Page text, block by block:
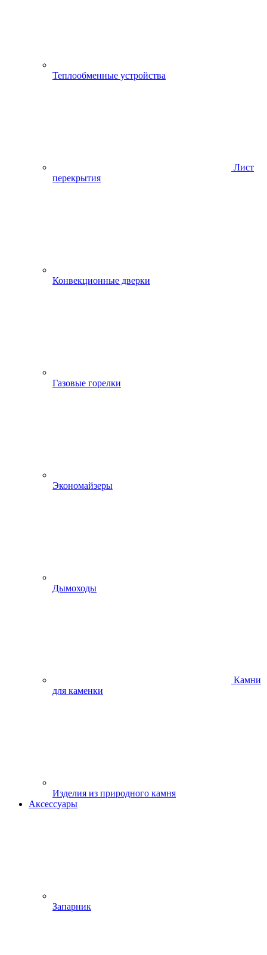
Теплообменные устройства
Лист
перекрытия
Конвекционные дверки
Газовые горелки
Экономайзеры
Дымоходы
Камни
для каменки
Изделия из природного камня
Аксессуары
Запарник